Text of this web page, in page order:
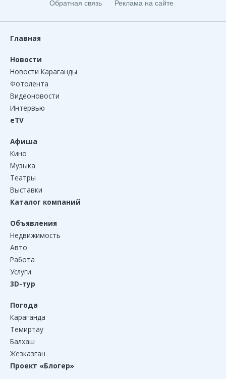
Обратная связь Реклама на сайте
Главная
Новости
Новости Караганды
Фотолента
Видеоновости
Интервью
eTV
Афиша
Кино
Музыка
Театры
Выставки
Каталог компаний
Объявления
Недвижимость
Авто
Работа
Услуги
3D-тур
Погода
Караганда
Темиртау
Балхаш
Жезказган
Проект «Блогер»